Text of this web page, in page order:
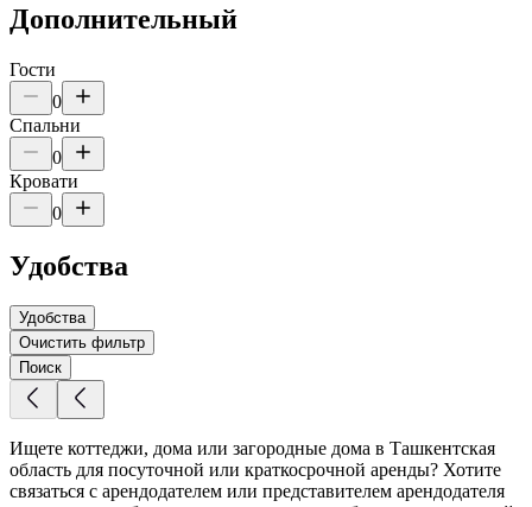
Дополнительный
Гости
0
Спальни
0
Кровати
0
Удобства
Удобства
Очистить фильтр
Поиск
Ищете коттеджи, дома или загородные дома в Ташкентская
область для посуточной или краткосрочной аренды? Хотите
связаться с арендодателем или представителем арендодателя